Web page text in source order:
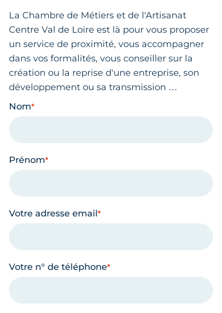
La Chambre de Métiers et de l'Artisanat
Centre Val de Loire est là pour vous proposer
un service de proximité, vous accompagner
dans vos formalités, vous conseiller sur la
création ou la reprise d'une entreprise, son
développement ou sa transmission …
Nom
Prénom
Votre adresse email
Votre n° de téléphone